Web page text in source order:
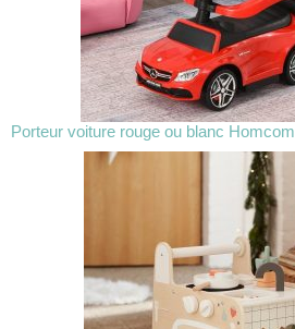
Porteur voiture rouge ou blanc Homcom